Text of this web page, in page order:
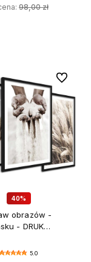
98,00 zł
40%
obrazów -
- DRUK
5.0
Do